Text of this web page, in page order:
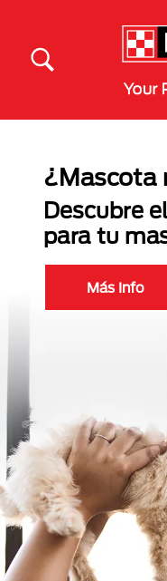
¿Mascota
Descubre
para tu
Más Info